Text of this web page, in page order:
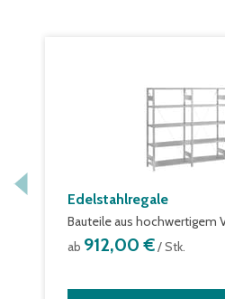
Edelstahlregale
Bauteile aus hochwertigem
ab 912,00 €/ Stk.